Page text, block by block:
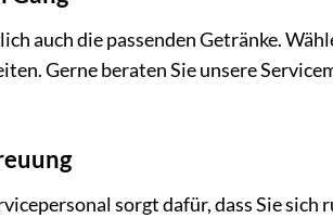
auch die passenden Getränke.
Gerne beraten Sie unsere
sorgt dafür, dass Sie